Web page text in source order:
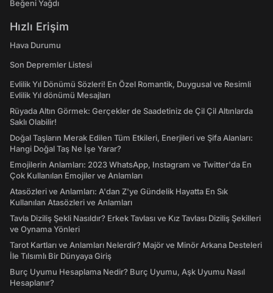
Beğeni Yağdı
Hızlı Erişim
Hava Durumu
Son Depremler Listesi
Evlilik Yıl Dönümü Sözleri! En Özel Romantik, Duygusal ve Resimli
Evlilik Yıl dönümü Mesajları
Rüyada Altın Görmek: Gerçekler de Saadetiniz de Çil Çil Altınlarda
Saklı Olabilir!
Doğal Taşların Merak Edilen Tüm Etkileri, Enerjileri ve Şifa Alanları:
Hangi Doğal Taş Ne İşe Yarar?
Emojilerin Anlamları: 2023 WhatsApp, Instagram ve Twitter'da En
Çok Kullanılan Emojiler ve Anlamları
Atasözleri ve Anlamları: A'dan Z'ye Gündelik Hayatta En Sık
Kullanılan Atasözleri ve Anlamları
Tavla Diziliş Şekli Nasıldır? Erkek Tavlası ve Kız Tavlası Diziliş Şekilleri
ve Oynama Yönleri
Tarot Kartları ve Anlamları Nelerdir? Majör ve Minör Arkana Desteleri
İle Tılsımlı Bir Dünyaya Giriş
Burç Uyumu Hesaplama Nedir? Burç Uyumu, Aşk Uyumu Nasıl
Hesaplanır?